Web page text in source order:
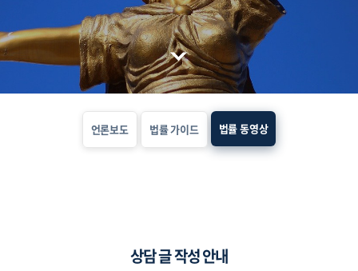
언론보도 법률 가이드 법률 동영상
상담 글 작성 안내